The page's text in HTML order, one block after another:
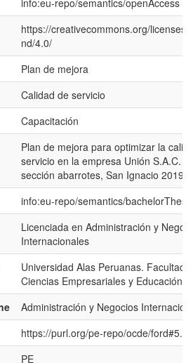
info:eu-repo/semantics/openAccess
https://creativecommons.org/licenses/
nd/4.0/
Plan de mejora
Calidad de servicio
Capacitación
Plan de mejora para optimizar la
servicio en la empresa Unión S.A.C. -
sección abarrotes, San Ignacio 2019
info:eu-repo/semantics/bachelorThesis
Licenciada en Administración y
Internacionales
Universidad Alas Peruanas. Facultad
Ciencias Empresariales y Educación
Administración y Negocios
https://purl.org/pe-repo/ocde/
PE